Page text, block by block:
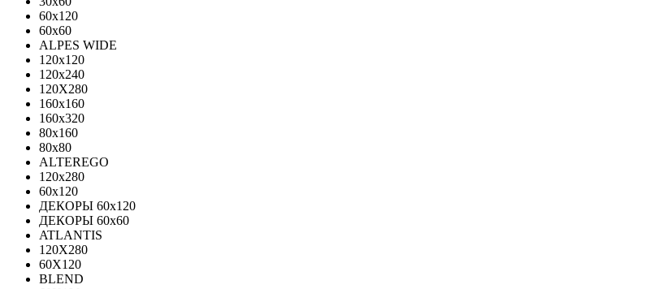
60x120
60x60
ALPES WIDE
120x120
120x240
120X280
160x160
160x320
80x160
80x80
ALTEREGO
120х280
60х120
ДЕКОРЫ 60х120
ДЕКОРЫ 60х60
ATLANTIS
120X280
60X120
BLEND